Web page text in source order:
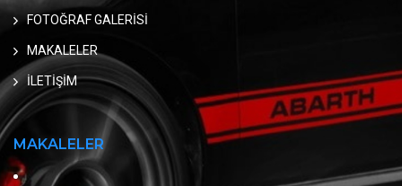
FOTOĞRAF GALERİSİ
MAKALELER
İLETİŞİM
MAKALELER